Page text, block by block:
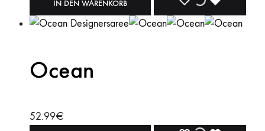
IN DEN WARENKORB WISHLISTWISHLIST
Ocean
52.99€